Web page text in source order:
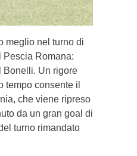
meglio nel turno di
Pescia Romana:
Bonelli. Un rigore
tempo consente il
che viene ripreso
da un gran goal di
turno rimandato